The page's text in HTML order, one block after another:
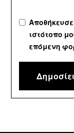
Αποθήκευσε
ιστότοπο
επόμενη